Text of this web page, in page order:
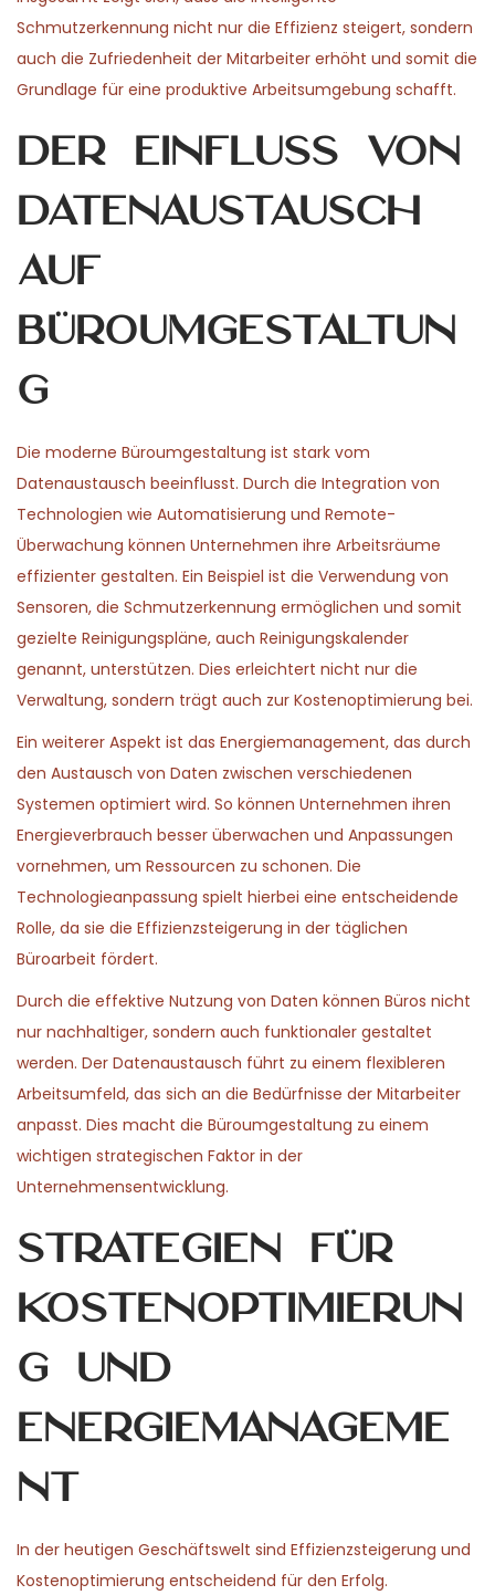
Schmutzerkennung nicht nur die Effizienz steigert, sondern
auch die Zufriedenheit der Mitarbeiter erhöht und somit die
Grundlage für eine produktive Arbeitsumgebung schafft.
Der Einfluss von
Datenaustausch
auf
Büroumgestaltun
g
Die moderne Büroumgestaltung ist stark vom
Datenaustausch beeinflusst. Durch die Integration von
Technologien wie Automatisierung und Remote-
Überwachung können Unternehmen ihre Arbeitsräume
effizienter gestalten. Ein Beispiel ist die Verwendung von
Sensoren, die Schmutzerkennung ermöglichen und somit
gezielte Reinigungspläne, auch Reinigungskalender
genannt, unterstützen. Dies erleichtert nicht nur die
Verwaltung, sondern trägt auch zur Kostenoptimierung bei.
Ein weiterer Aspekt ist das Energiemanagement, das durch
den Austausch von Daten zwischen verschiedenen
Systemen optimiert wird. So können Unternehmen ihren
Energieverbrauch besser überwachen und Anpassungen
vornehmen, um Ressourcen zu schonen. Die
Technologieanpassung spielt hierbei eine entscheidende
Rolle, da sie die Effizienzsteigerung in der täglichen
Büroarbeit fördert.
Durch die effektive Nutzung von Daten können Büros nicht
nur nachhaltiger, sondern auch funktionaler gestaltet
werden. Der Datenaustausch führt zu einem flexibleren
Arbeitsumfeld, das sich an die Bedürfnisse der Mitarbeiter
anpasst. Dies macht die Büroumgestaltung zu einem
wichtigen strategischen Faktor in der
Unternehmensentwicklung.
Strategien für
Kostenoptimierun
g und
Energiemanageme
nt
In der heutigen Geschäftswelt sind Effizienzsteigerung und
Kostenoptimierung entscheidend für den Erfolg.